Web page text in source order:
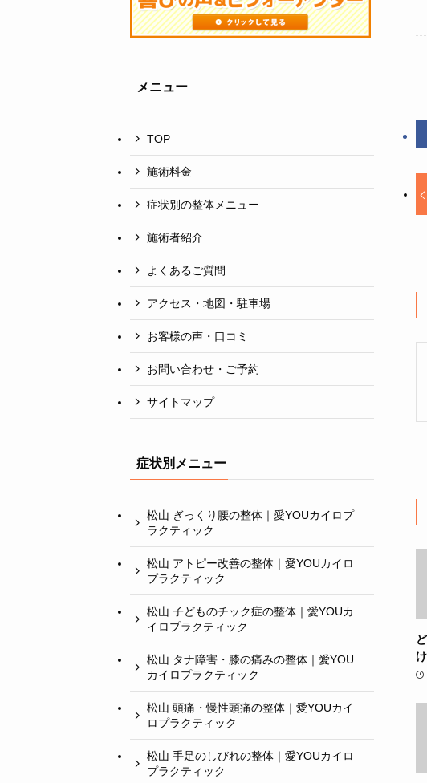
メニュー
TOP
施術料金
症状別の整体メニュー
施術者紹介
よくあるご質問
アクセス・地図・駐車場
お客様の声・口コミ
お問い合わせ・ご予約
サイトマップ
症状別メニュー
松山 ぎっくり腰の整体｜愛YOUカイロプ
ラクティック
松山 アトピー改善の整体｜愛YOUカイロ
プラクティック
松山 子どものチック症の整体｜愛YOUカ
イロプラクティック
松山 タナ障害・膝の痛みの整体｜愛YOU
カイロプラクティック
松山 頭痛・慢性頭痛の整体｜愛YOUカイ
ロプラクティック
松山 手足のしびれの整体｜愛YOUカイロ
プラクティック